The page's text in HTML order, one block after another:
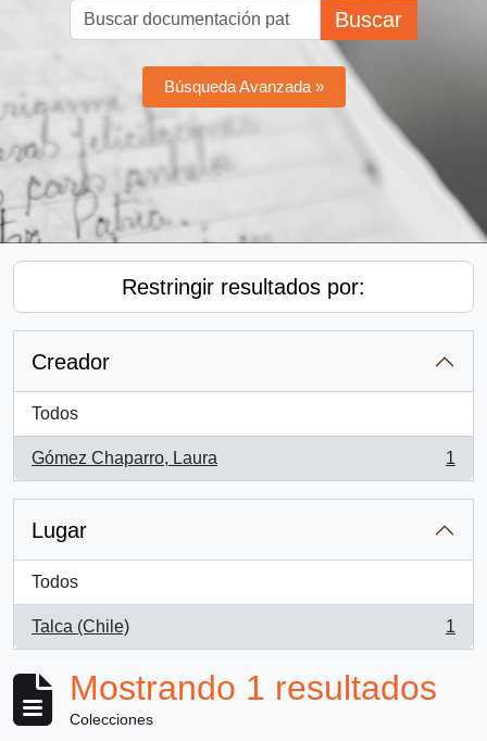
Buscar
Búsqueda Avanzada »
Restringir resultados por:
Creador
Todos
Gómez Chaparro, Laura
, 1 resultados
1
Lugar
Todos
Talca (Chile)
, 1 resultados
1
Mostrando 1 resultados
Colecciones